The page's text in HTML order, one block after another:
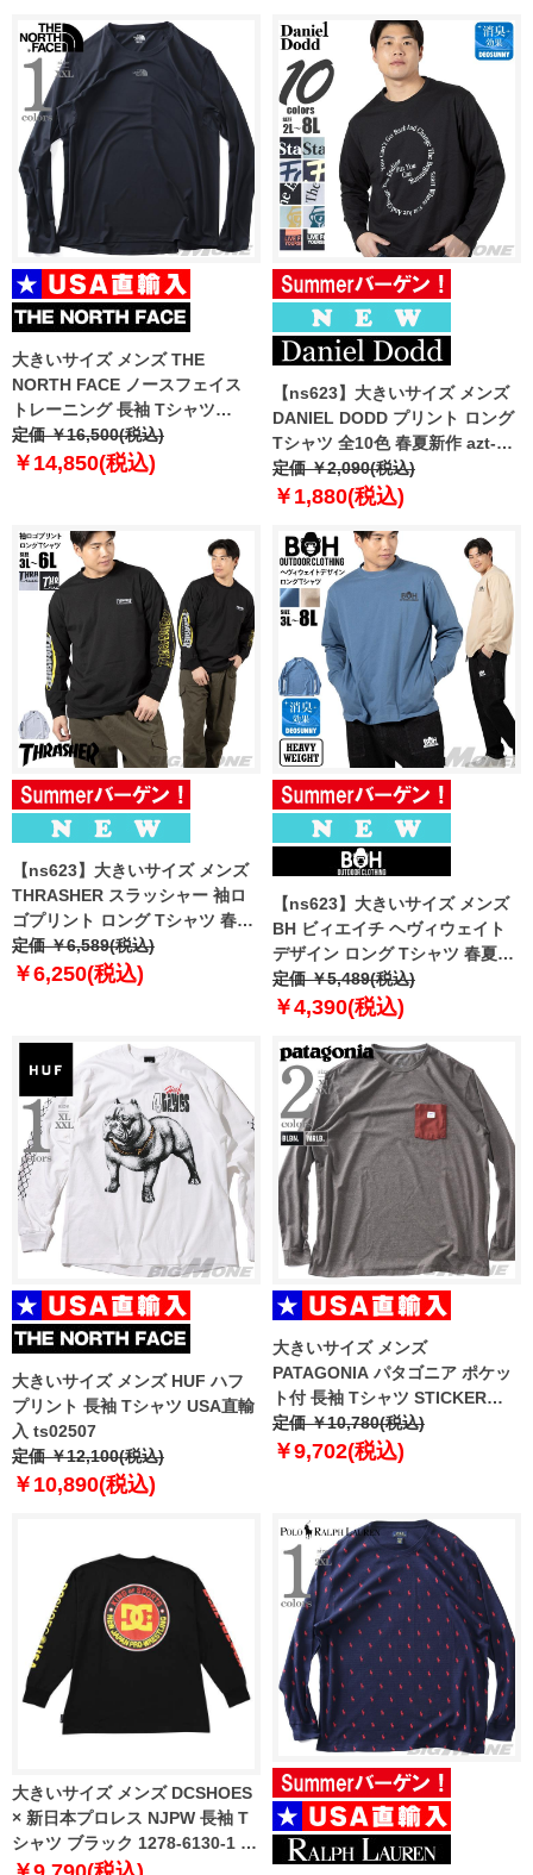
大きいサイズ メンズ THE
NORTH FACE ノースフェイス
トレーニング 長袖 Tシャツ
STEPUP L/S TEE USA直輸入
nt7tr55j
定価 ￥16,500(税込)
￥14,850(税込)
【ns623】大きいサイズ メンズ
DANIEL DODD プリント ロング
Tシャツ 全10色 春夏新作 azt-
2601pt1 【fre】
定価 ￥2,090(税込)
￥1,880(税込)
【ns623】大きいサイズ メンズ
THRASHER スラッシャー 袖ロ
ゴプリント ロング Tシャツ 春夏
新作 th26sp01k 【fre】
定価 ￥6,589(税込)
￥6,250(税込)
【ns623】大きいサイズ メンズ
BH ビィエイチ ヘヴィウェイト
デザイン ロング Tシャツ 春夏新
作 bh-t260101 【fre】
定価 ￥5,489(税込)
￥4,390(税込)
大きいサイズ メンズ HUF ハフ
プリント 長袖 Tシャツ USA直輸
入 ts02507
定価 ￥12,100(税込)
￥10,890(税込)
大きいサイズ メンズ
PATAGONIA パタゴニア ポケッ
ト付 長袖 Tシャツ STICKER
POCKET RESPONSIBILI-TEE
USA直輸入 37836
定価 ￥10,780(税込)
￥9,702(税込)
大きいサイズ メンズ DCSHOES
× 新日本プロレス NJPW 長袖 T
シャツ ブラック 1278-6130-1 3L
4L 5L 6L